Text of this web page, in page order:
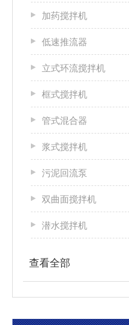
加药搅拌机
低速推流器
立式环流搅拌机
框式搅拌机
管式混合器
浆式搅拌机
污泥回流泵
双曲面搅拌机
潜水搅拌机
查看全部